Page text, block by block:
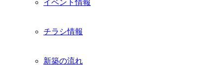
イベント情報
チラシ情報
新築の流れ